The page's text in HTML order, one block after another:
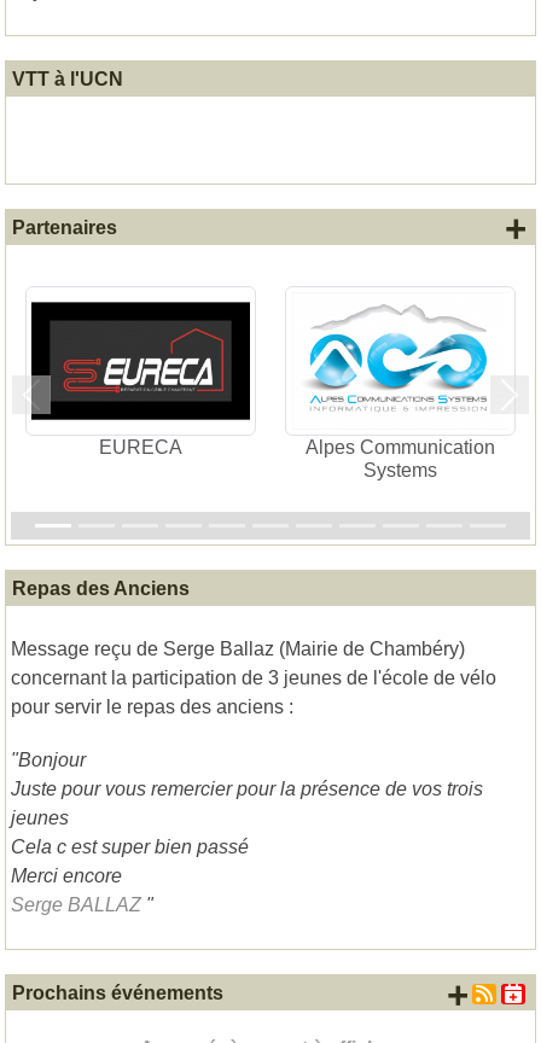
VTT à l'UCN
Partenaires
EURECA
Alpes Communication
Systems
Précedent
+
Repas des Anciens
Message reçu de Serge Ballaz (Mairie de Chambéry)
concernant la participation de 3 jeunes de l'école de vélo
pour servir le repas des anciens :
"Bonjour
Juste pour vous remercier pour la présence de vos trois
jeunes
Cela c est super bien passé
Merci encore
Serge BALLAZ "
Prochains événements +